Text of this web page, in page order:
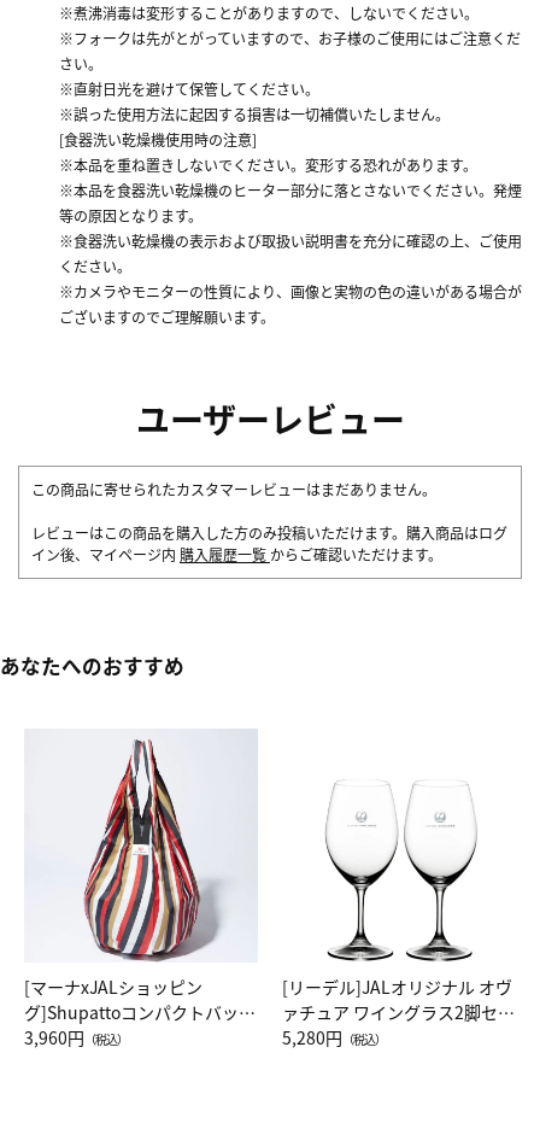
※煮沸消毒は変形することがありますので、しないでください。
※フォークは先がとがっていますので、お子様のご使用にはご注意くだ
さい。
※直射日光を避けて保管してください。
※誤った使用方法に起因する損害は一切補償いたしません。
[食器洗い乾燥機使用時の注意]
※本品を重ね置きしないでください。変形する恐れがあります。
※本品を食器洗い乾燥機のヒーター部分に落とさないでください。発煙
等の原因となります。
※食器洗い乾燥機の表示および取扱い説明書を充分に確認の上、ご使用
ください。
※カメラやモニターの性質により、画像と実物の色の違いがある場合が
ございますのでご理解願います。
ユーザーレビュー
この商品に寄せられたカスタマーレビューはまだありません。
レビューはこの商品を購入した方のみ投稿いただけます。購入商品はログ
イン後、マイページ内 購入履歴一覧 からご確認いただけます。
あなたへのおすすめ
[マーナxJALショッピン
グ]Shupattoコンパクトバッグ
Drop JAL客室乗務員（LC）ス
3,960円 （税込）
[リーデル]JALオリジナル オヴ
ァチュア ワイングラス2脚セッ
ト（レッドワイン）
5,280円 （税込）